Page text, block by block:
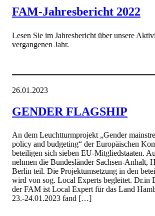
FAM-Jahresbericht 2022
Lesen Sie im Jahresbericht über unsere
vergangenen Jahr.
26.01.2023
GENDER FLAGSHIP
An dem Leuchtturmprojekt „Gender
policy and budgeting“ der Europäischen
beteiligen sich sieben EU-Mitgliedstaaten.
nehmen die Bundesländer Sachsen-Anhalt,
Berlin teil. Die Projektumsetzung in den
wird von sog. Local Experts begleitet. Dr.in
der FAM ist Local Expert für das Land
23.-24.01.2023 fand […]